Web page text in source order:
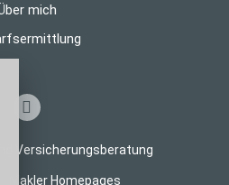
mich
Versicherungsberatung
Makler Homepages